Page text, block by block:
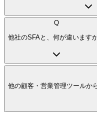
Q
他社のSFAと、何が違います
他の顧客・営業管理ツールか